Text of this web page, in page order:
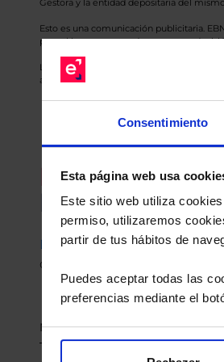
Consentimiento
Esta página web usa
Este sitio web utiliza
permiso, utilizaremos
partir de tus hábitos de
Puedes aceptar todas las
preferencias mediante el
Gestora y la entidad depositaria del
Esto es una comunicación publicitaria.
para el inversor antes de tomar una
Los datos de rentabilidad mostrados
anterior a Valor Liquidativo actual con
Le
Descárguese el archivoe
de sus alternativas de